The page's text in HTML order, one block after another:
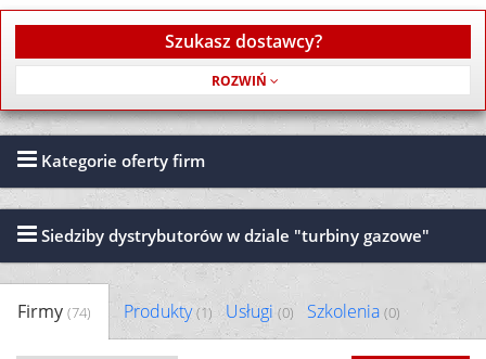
Firmy (74) Produkty(1) Usługi (0) Szkolenia (0)
Kategorie oferty firm
Siedziby dystrybutorów w dziale "turbiny gazowe"
Szukasz dostawcy?
Usługa jest bezpłatna